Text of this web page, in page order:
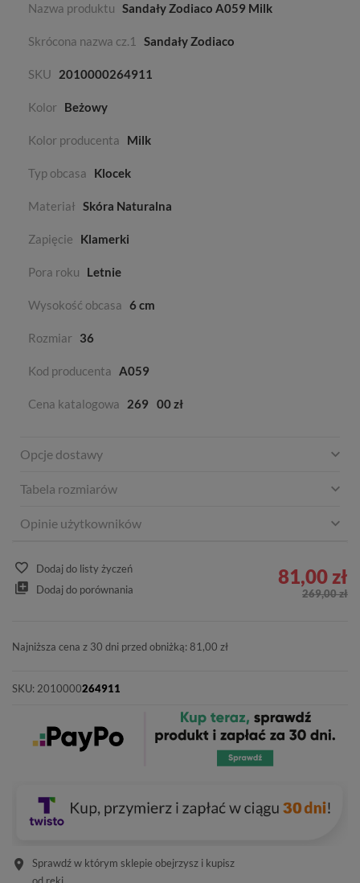
Nazwa produktu Sandały Zodiaco A059 Milk
Skrócona nazwa cz.1 Sandały Zodiaco
SKU 2010000264911
Kolor Beżowy
Kolor producenta Milk
Typ obcasa Klocek
Materiał Skóra Naturalna
Zapięcie Klamerki
Pora roku Letnie
Wysokość obcasa 6 cm
Rozmiar 36
Kod producenta A059
Cena katalogowa 269 00 zł
Opcje dostawy
Tabela rozmiarów
Opinie użytkowników
Dodaj do listy życzeń
Dodaj do porównania
81,00 zł
269,00 zł
Najniższa cena z 30 dni przed obniżką: 81,00 zł
SKU: 2010000264911
Sprawdź w którym sklepie obejrzysz i kupisz